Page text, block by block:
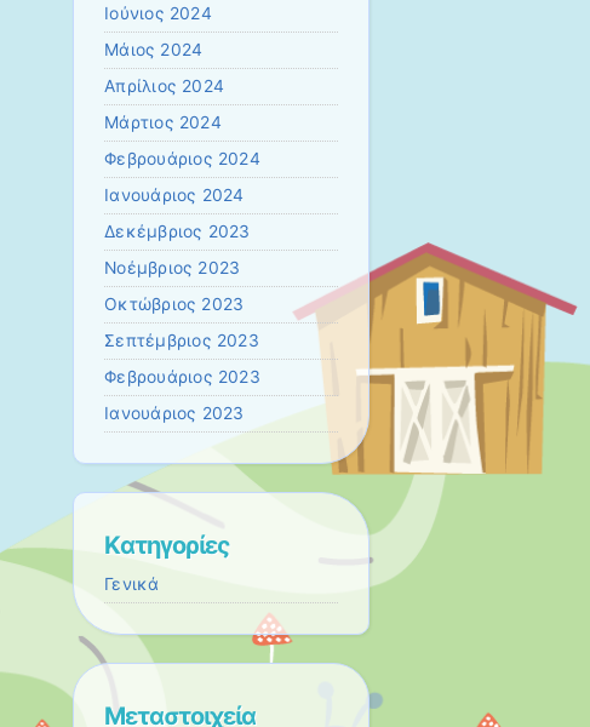
Ιούνιος 2024
Μάιος 2024
Απρίλιος 2024
Μάρτιος 2024
Φεβρουάριος 2024
Ιανουάριος 2024
Δεκέμβριος 2023
Νοέμβριος 2023
Οκτώβριος 2023
Σεπτέμβριος 2023
Φεβρουάριος 2023
Ιανουάριος 2023
Kατηγορίες
Γενικά
Μεταστοιχεία